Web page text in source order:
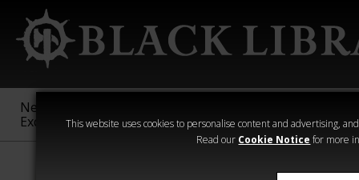
This website uses cookies to personalise content and advertising,
Read our Cookie Notice for more
New &
Exclusive
Sigmar
40,000
Heresy